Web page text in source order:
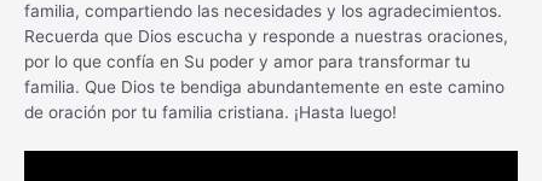
familia, compartiendo las necesidades y los agradecimientos.
Recuerda que Dios escucha y responde a nuestras oraciones,
por lo que confía en Su poder y amor para transformar tu
familia. Que Dios te bendiga abundantemente en este camino
de oración por tu familia cristiana. ¡Hasta luego!